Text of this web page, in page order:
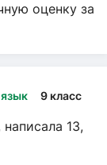
оценку за
9 класс
13,